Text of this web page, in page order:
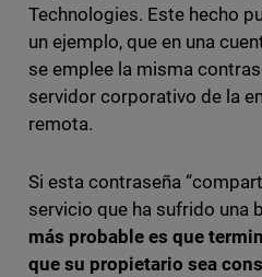
Technologies. Este hecho
un ejemplo, que en una
se emplee la misma
servidor corporativo de la
remota.
Si esta contraseña
servicio que ha sufrido una
más probable es que
que su propietario sea